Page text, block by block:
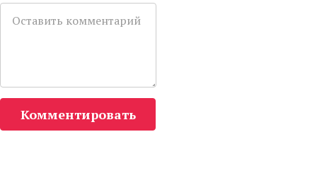
Комментировать